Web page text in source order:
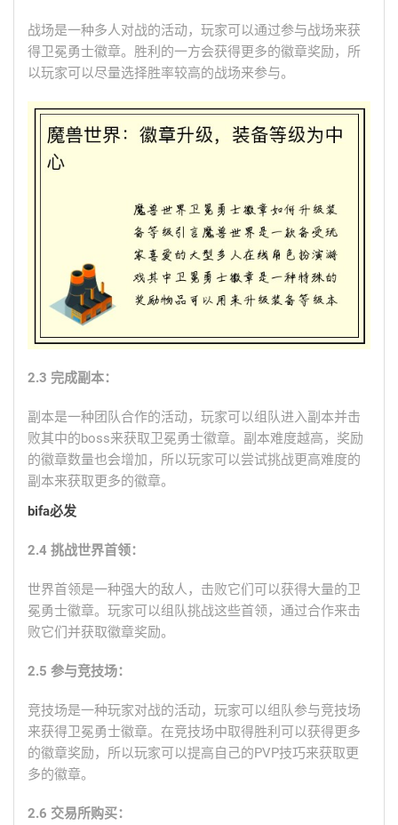
战场是一种多人对战的活动，玩家可以通过参与战场来获
得卫冕勇士徽章。胜利的一方会获得更多的徽章奖励，所
以玩家可以尽量选择胜率较高的战场来参与。
2.3 完成副本：
副本是一种团队合作的活动，玩家可以组队进入副本并击
败其中的boss来获取卫冕勇士徽章。副本难度越高，奖励
的徽章数量也会增加，所以玩家可以尝试挑战更高难度的
副本来获取更多的徽章。
bifa必发
2.4 挑战世界首领：
世界首领是一种强大的敌人，击败它们可以获得大量的卫
冕勇士徽章。玩家可以组队挑战这些首领，通过合作来击
败它们并获取徽章奖励。
2.5 参与竞技场：
竞技场是一种玩家对战的活动，玩家可以组队参与竞技场
来获得卫冕勇士徽章。在竞技场中取得胜利可以获得更多
的徽章奖励，所以玩家可以提高自己的PVP技巧来获取更
多的徽章。
2.6 交易所购买：